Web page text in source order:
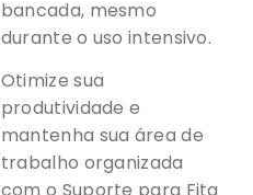
bancada, mesmo
durante o uso intensivo.
Otimize sua
produtividade e
mantenha sua área de
trabalho organizada